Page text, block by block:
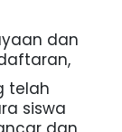
dan
telah
siswa